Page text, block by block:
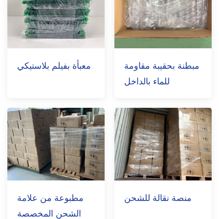
معبأة بفيلم بلاستيكي
مبطنة بحقيبة مقاومة
للماء بالداخل
مطبوعة من علامة
الشحن المخصصة
منصة نقالة للشحن